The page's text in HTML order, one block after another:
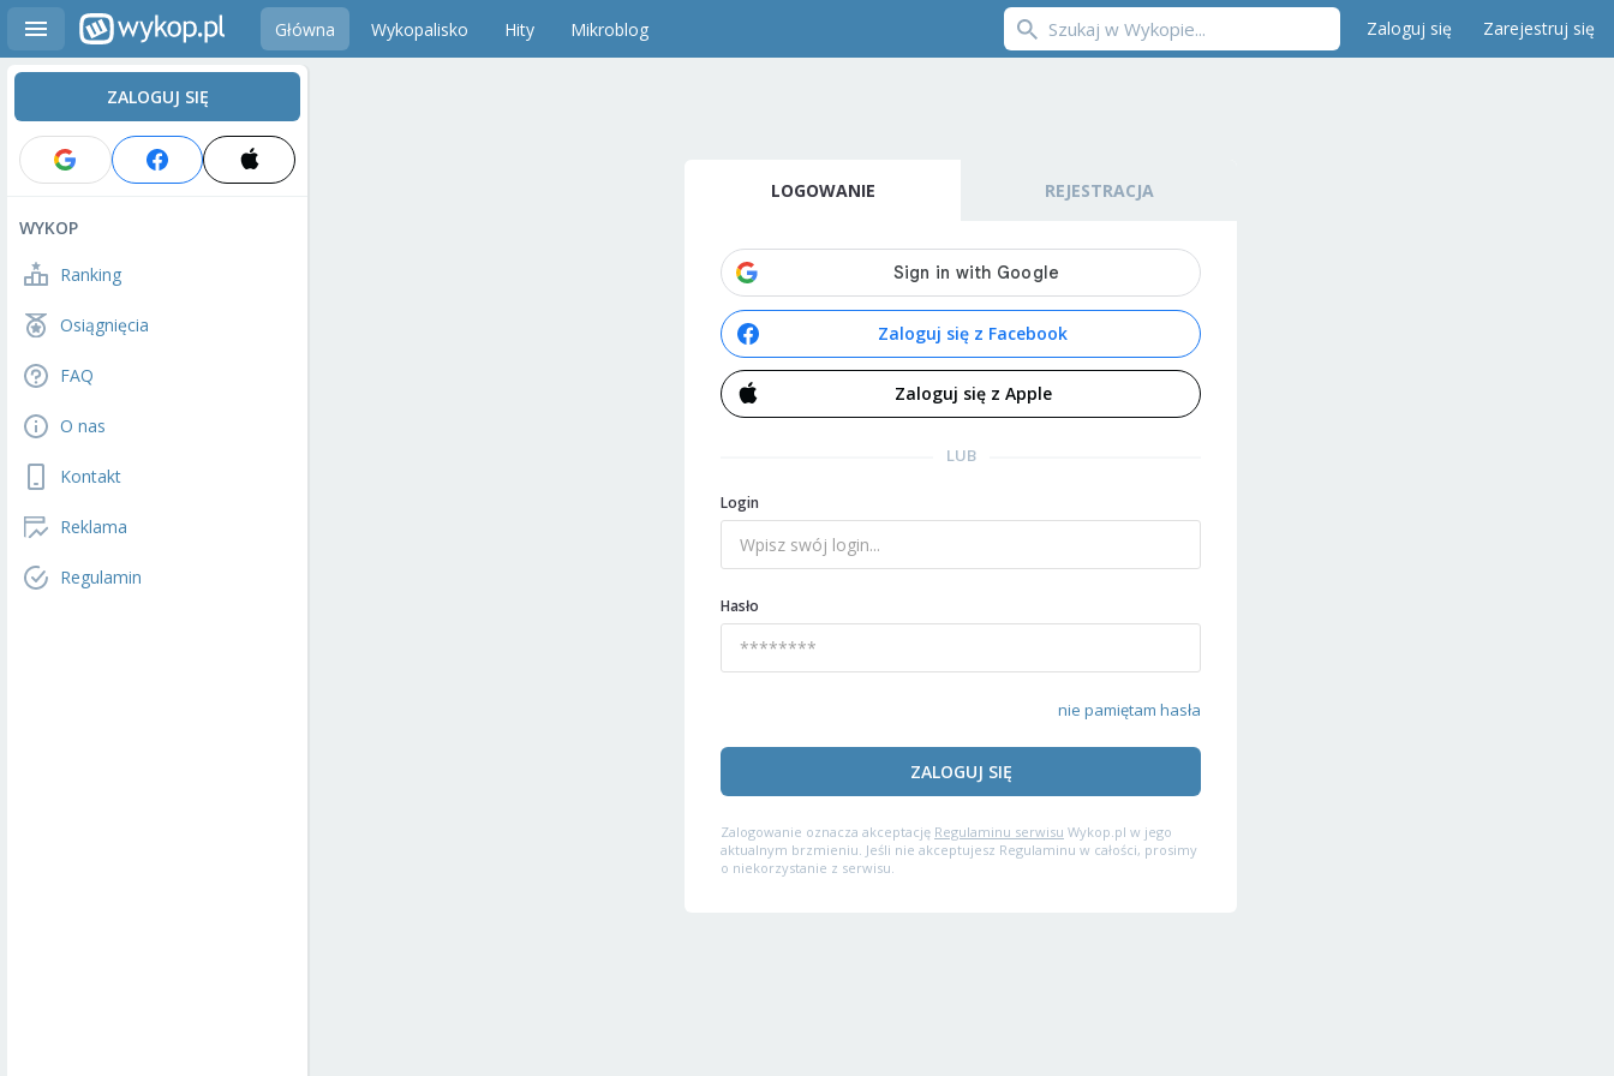
Główna Wykopalisko Hity Mikroblog Zaloguj się Zarejestruj się
ZALOGUJ SIĘ
WYKOP
Ranking
Osiągnięcia
FAQ
O nas
Kontakt
Reklama
Regulamin
LOGOWANIE REJESTRACJA
Zaloguj się z Facebook
Zaloguj się z Apple
LUB
Login
Hasło
nie pamiętam hasła
ZALOGUJ SIĘ
Zalogowanie oznacza akceptację Regulaminu serwisu Wykop.pl w jego
aktualnym brzmieniu. Jeśli nie akceptujesz Regulaminu w całości, prosimy
o niekorzystanie z serwisu.